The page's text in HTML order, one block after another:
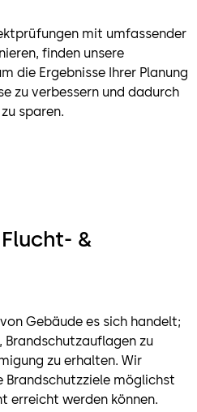
mit umfassender
finden unsere
die Ergebnisse Ihrer Planung
zu verbessern und dadurch
sparen.
&
Gebäude es sich handelt;
Brandschutzauflagen zu
zu erhalten. Wir
Brandschutzziele möglichst
erreicht werden können.